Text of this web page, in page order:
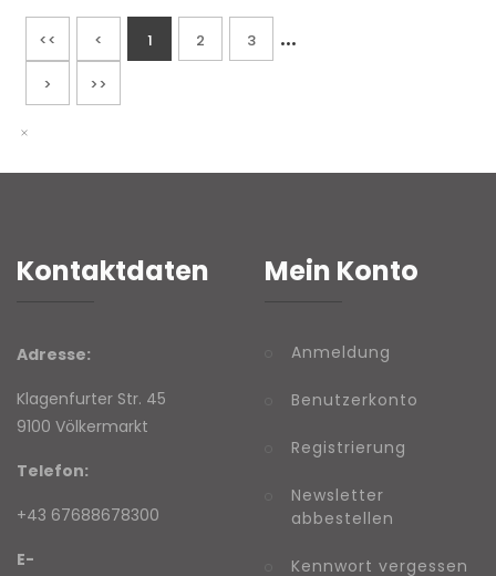
<< < 1 2 3 ...
> >>
Kontaktdaten
Adresse:
Klagenfurter Str. 45
9100 Völkermarkt
Telefon:
+43 67688678300
E-
Mein Konto
Anmeldung
Benutzerkonto
Registrierung
Newsletter
abbestellen
Kennwort vergessen